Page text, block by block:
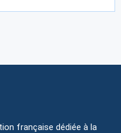
française dédiée à la